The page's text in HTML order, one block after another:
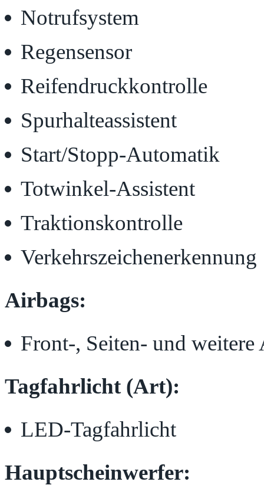
Notrufsystem
Regensensor
Reifendruckkontrolle
Spurhalteassistent
Start/Stopp-Automatik
Totwinkel-Assistent
Traktionskontrolle
Verkehrszeichenerkennung
Airbags:
Front-, Seiten- und weitere
Tagfahrlicht (Art):
LED-Tagfahrlicht
Hauptscheinwerfer: